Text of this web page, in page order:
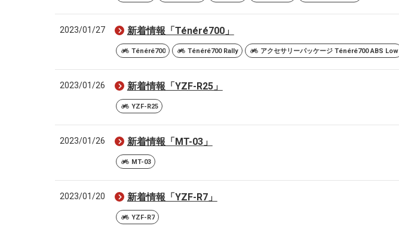
2023/01/27 新着情報「Ténéré700」
Ténéré700 Ténéré700 Rally アクセサリーパッケージ Ténéré700 ABS Low
2023/01/26 新着情報「YZF-R25」
YZF-R25
2023/01/26 新着情報「MT-03」
MT-03
2023/01/20 新着情報「YZF-R7」
YZF-R7